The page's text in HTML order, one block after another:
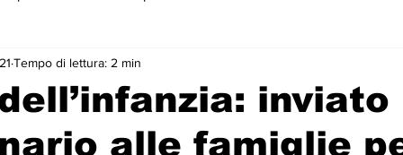
piano
inviato
alle famiglie
Tempo di lettura: 2 min